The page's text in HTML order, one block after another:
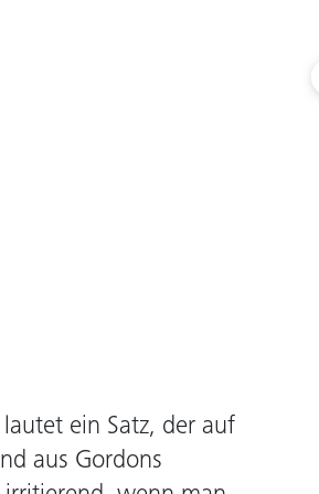
ein Satz, der auf
aus Gordons